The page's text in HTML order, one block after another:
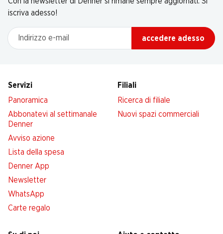
iscriva adesso!
Indirizzo e-mail
accedere adesso
Servizi
Panoramica
Abbonatevi al settimanale
Denner
Avviso azione
Lista della spesa
Denner App
Newsletter
WhatsApp
Carte regalo
Filiali
Ricerca di filiale
Nuovi spazi commerciali